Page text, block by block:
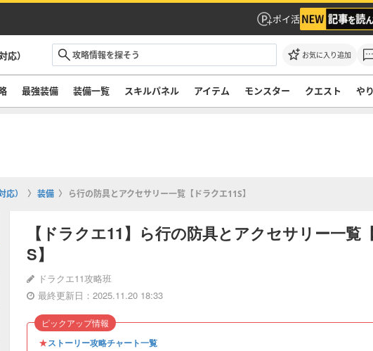
ポイ活
応） お気に入り追加
最強装備 装備一覧 スキルパネル アイテム モンスター クエスト や
） 装備 ら行の防具とアクセサリー一覧【ドラクエ11S】
【ドラクエ11】ら行の防具とアクセサリー一覧
S】
ドラクエ11攻略班
最終更新日：2025.11.20 18:33
★ストーリー攻略チャート一覧
ピックアップ情報